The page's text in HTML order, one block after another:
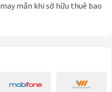
mắn khi sở hữu thuê bao